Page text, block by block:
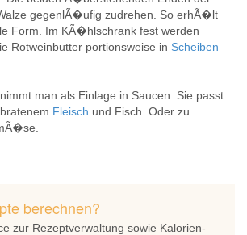
gegenlÃ�ufig zudrehen. So erhÃ�lt
Form. Im KÃ�hlschrank fest werden
Rotweinbutter portionsweise in Scheiben
man als Einlage in Saucen. Sie passt
Fleisch und Fisch. Oder zu
berechnen?
zur Rezeptverwaltung sowie Kalorien-